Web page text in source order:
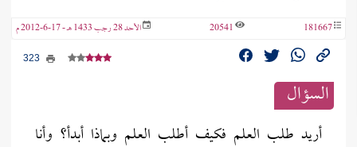
181667
20541 الأحد 28 رجب 1433 هـ - 17-6-2012 م
السؤال
أريد طلب العلم فكيف أطلب العلم وبماذا أبدأ؟ وأنا